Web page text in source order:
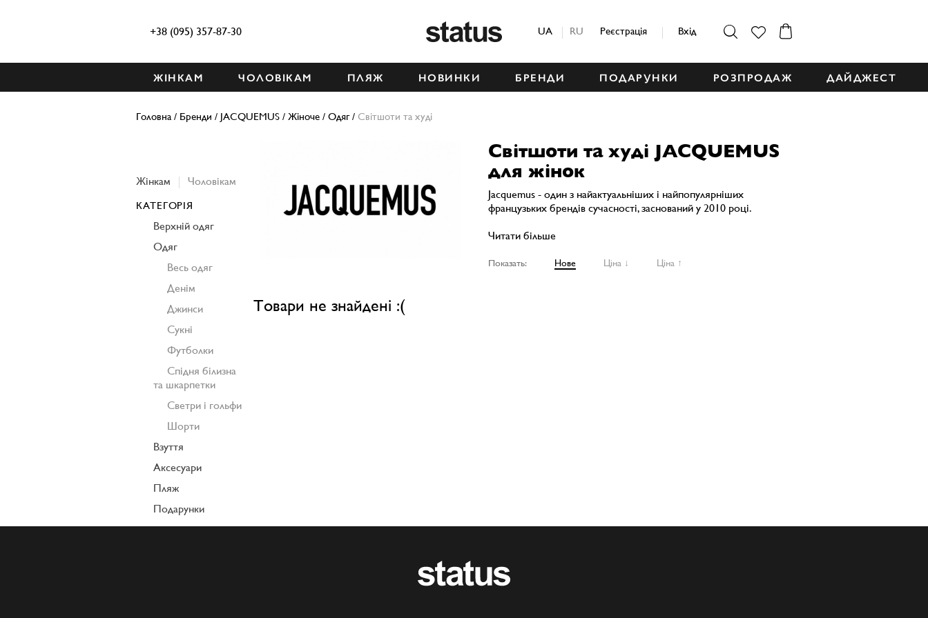
+38 (095) 357-87-30 UA RU Реєстрація Вхід
ЖІНКАМ ЧОЛОВІКАМ ПЛЯЖ НОВИНКИ БРЕНДИ ПОДАРУНКИ РОЗПРОДАЖ ДАЙДЖЕСТ
Головна / Бренди / JACQUEMUS / Жіноче / Одяг/ Світшоти та худі
Світшоти та худі JACQUEMUS
для жінок
Jacquemus - один з найактуальніших і найпопулярніших
французьких брендів сучасності, заснований у 2010 році.
Читати більше
Показать: Нове Ціна ↓ Ціна ↑
Товари не знайдені :(
Жінкам Чоловікам
КАТЕГОРІЯ
Верхній одяг
Одяг
Весь одяг
Денім
Джинси
Сукні
Футболки
Спідня білизна
та шкарпетки
Светри і гольфи
Шорти
Взуття
Аксесуари
Пляж
Подарунки